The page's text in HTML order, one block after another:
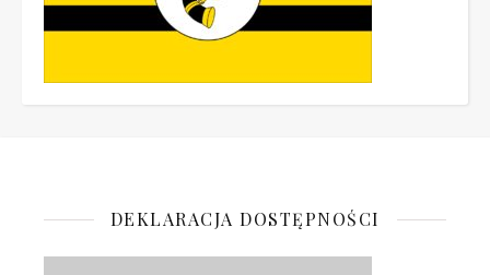
DEKLARACJA DOSTĘPNOŚCI